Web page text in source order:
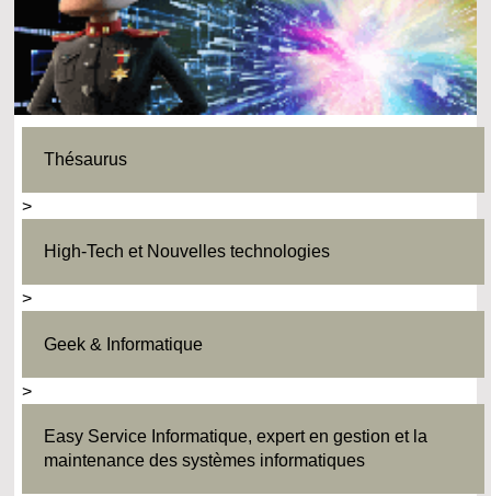
Thésaurus
>
High-Tech et Nouvelles technologies
>
Geek & Informatique
>
Easy Service Informatique, expert en gestion et la
maintenance des systèmes informatiques